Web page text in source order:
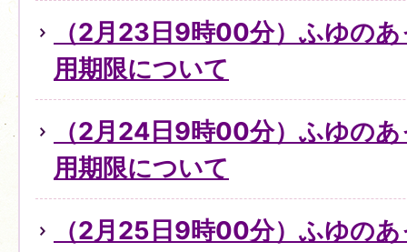
（2月23日9時00分）ふゆの
用期限について
（2月24日9時00分）ふゆの
用期限について
（2月25日9時00分）ふゆの